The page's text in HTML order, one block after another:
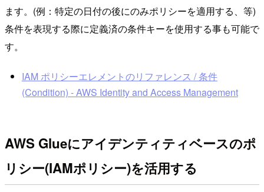
ます。(例：特定の日付の後にのみポリシーを適用する、等)
条件を表現する際に定義済の条件キーを使用する事も可能で
す。
IAM ポリシーエレメントのリファレンス / 条件
(Condition) - AWS Identity and Access Management
AWS Glueにアイデンティティベースのポ
リシー(IAMポリシー)を活用する